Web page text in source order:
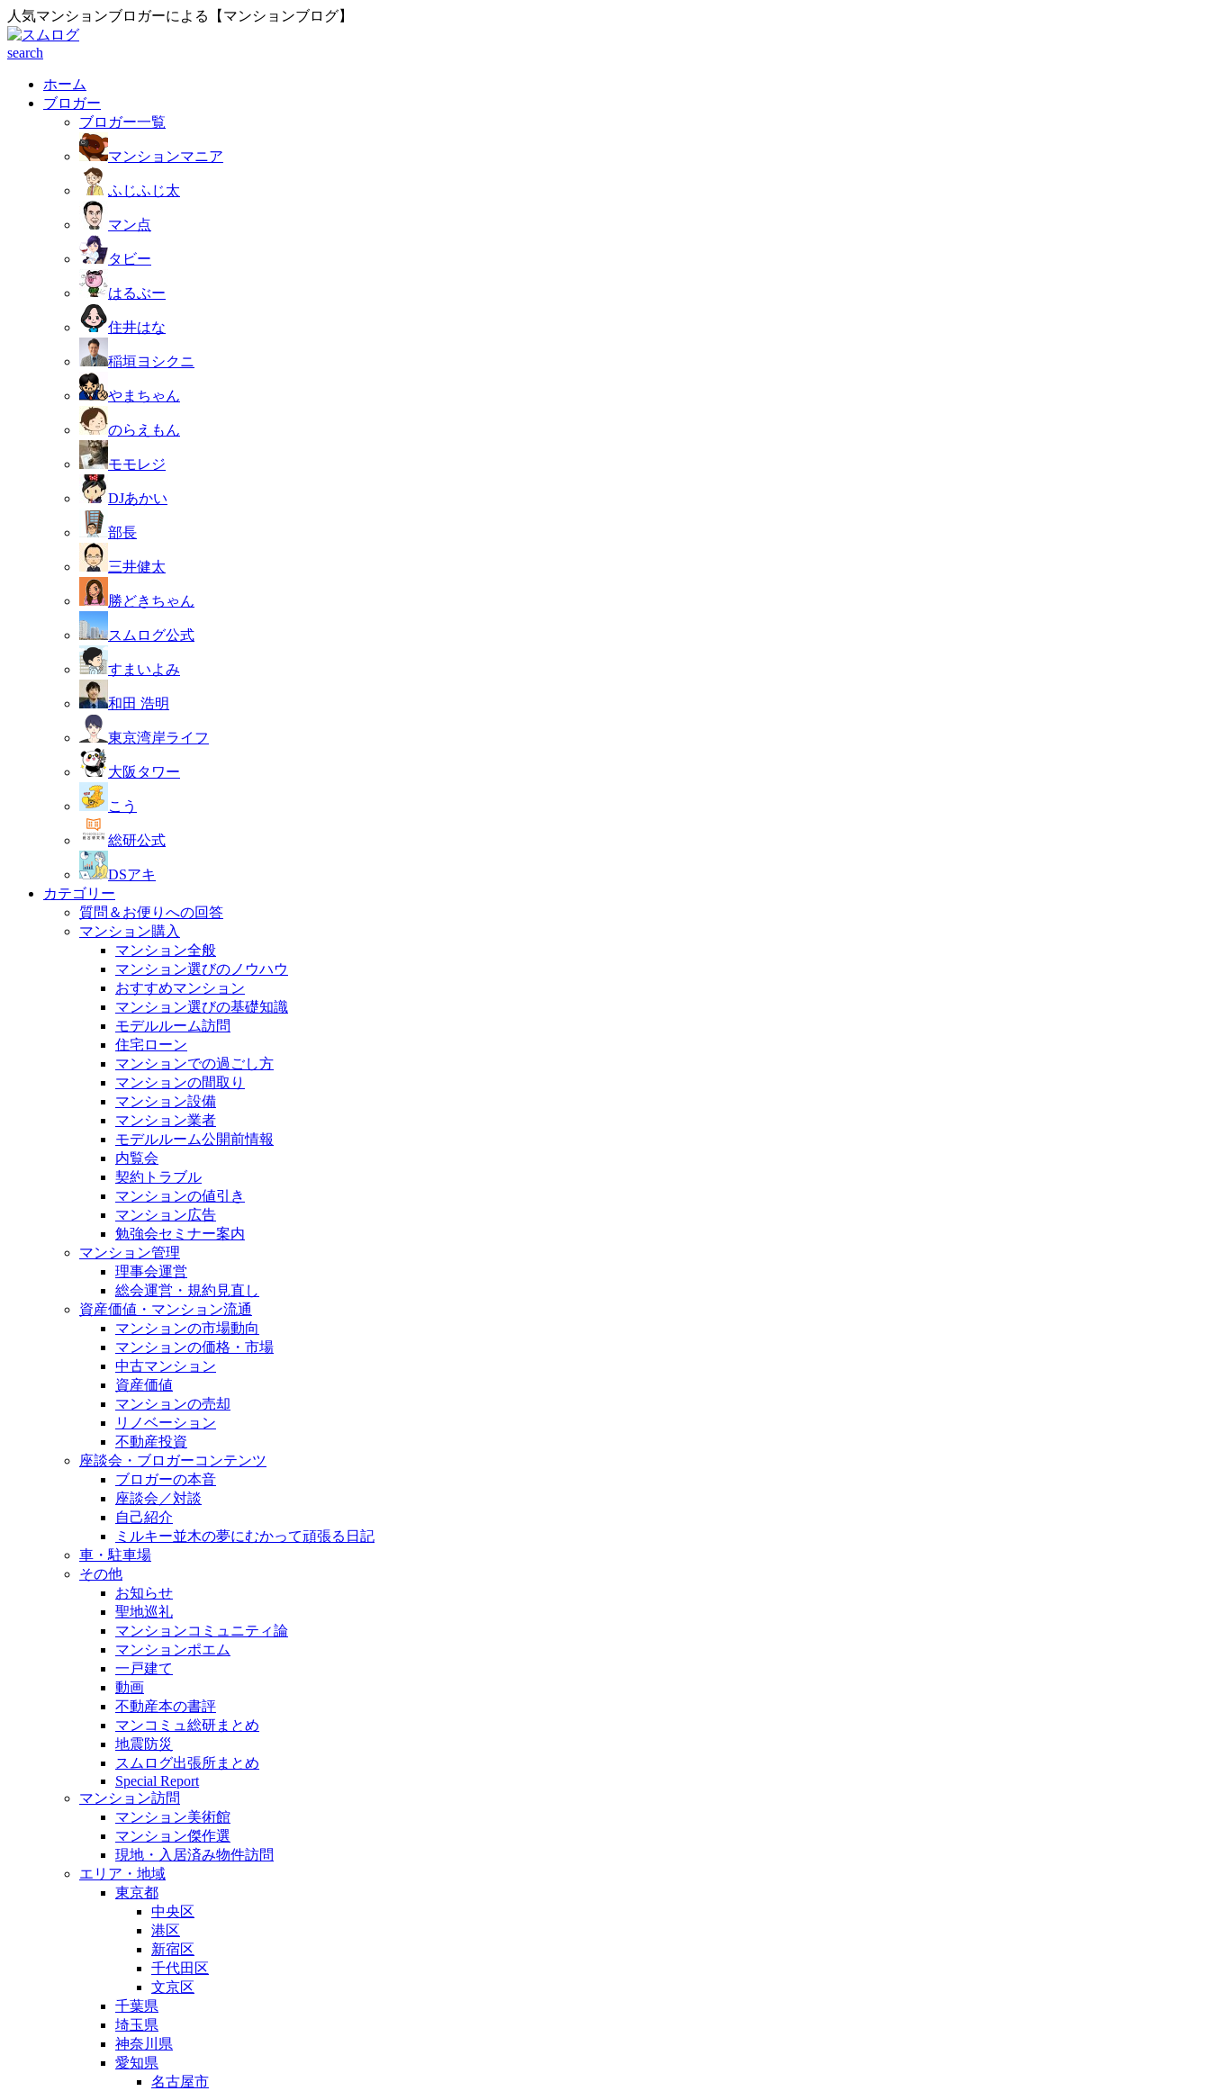
人気マンションブロガーによる【マンションブログ】
search
ホーム
ブロガー
ブロガー一覧
マンションマニア
ふじふじ太
マン点
タビー
はるぶー
住井はな
稲垣ヨシクニ
やまちゃん
のらえもん
モモレジ
DJあかい
部長
三井健太
勝どきちゃん
スムログ公式
すまいよみ
和田 浩明
東京湾岸ライフ
大阪タワー
こう
総研公式
DSアキ
カテゴリー
質問＆お便りへの回答
マンション購入
マンション全般
マンション選びのノウハウ
おすすめマンション
マンション選びの基礎知識
モデルルーム訪問
住宅ローン
マンションでの過ごし方
マンションの間取り
マンション設備
マンション業者
モデルルーム公開前情報
内覧会
契約トラブル
マンションの値引き
マンション広告
勉強会セミナー案内
マンション管理
理事会運営
総会運営・規約見直し
資産価値・マンション流通
マンションの市場動向
マンションの価格・市場
中古マンション
資産価値
マンションの売却
リノベーション
不動産投資
座談会・ブロガーコンテンツ
ブロガーの本音
座談会／対談
自己紹介
ミルキー並木の夢にむかって頑張る日記
車・駐車場
その他
お知らせ
聖地巡礼
マンションコミュニティ論
マンションポエム
一戸建て
動画
不動産本の書評
マンコミュ総研まとめ
地震防災
スムログ出張所まとめ
Special Report
マンション訪問
マンション美術館
マンション傑作選
現地・入居済み物件訪問
エリア・地域
東京都
中央区
港区
新宿区
千代田区
文京区
千葉県
埼玉県
神奈川県
愛知県
名古屋市